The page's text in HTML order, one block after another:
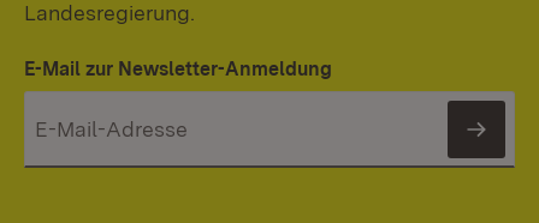
Landesregierung.
E-Mail zur Newsletter-Anmeldung